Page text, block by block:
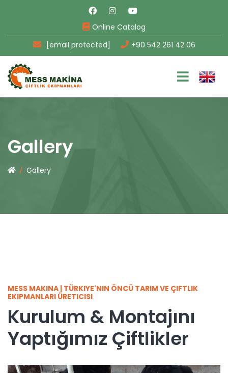
Online Catalog
[email protected]
+90 542 261 42 06
Gallery
Gallery
MESS MAKINA | TÜRKIYE'NIN ÖNCÜ TARIM VE ÇIFTLIK
EKIPMANLARI ÜRETICISI
Kurulum & Montajını
Yaptığımız Çiftlikler